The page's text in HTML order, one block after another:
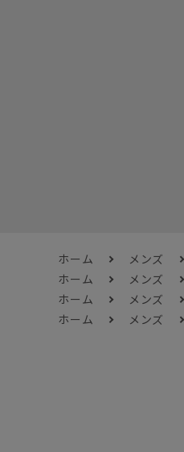
ホーム メンズ
ホーム
メンズ
ホーム
メンズ
ホーム
メンズ